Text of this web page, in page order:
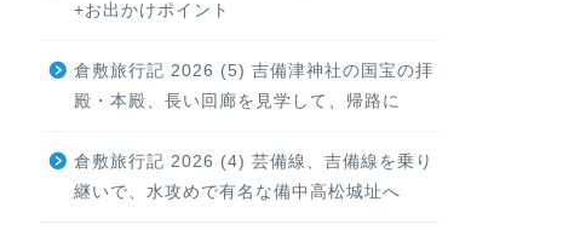
+お出かけポイント
倉敷旅行記 2026 (5) 吉備津神社の国宝の拝
殿・本殿、長い回廊を見学して、帰路に
倉敷旅行記 2026 (4) 芸備線、吉備線を乗り
継いで、水攻めで有名な備中高松城址へ